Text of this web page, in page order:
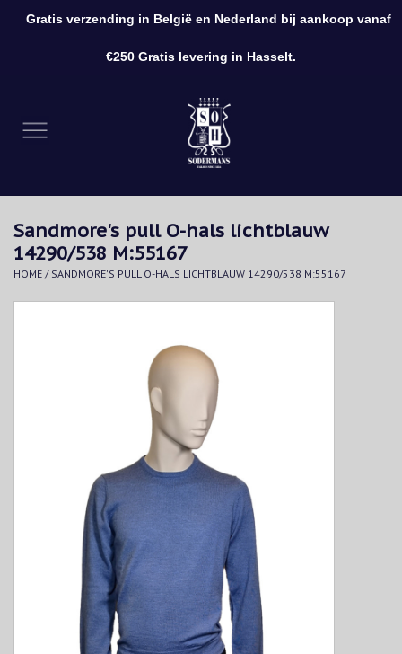
Kleding
Accessoires
Sandmore's pull O-hals lichtblauw
14290/538 M:55167
HOME / SANDMORE'S PULL O-HALS LICHTBLAUW 14290/538 M:55167
Gratis verzending in België en Nederland bij aankoop vanaf
€250 Gratis levering in Hasselt.